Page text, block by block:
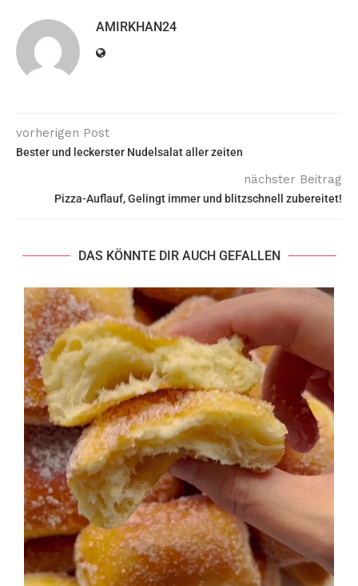
AMIRKHAN24
vorherigen Post
Bester und leckerster Nudelsalat aller zeiten
nächster Beitrag
Pizza-Auflauf, Gelingt immer und blitzschnell zubereitet!
DAS KÖNNTE DIR AUCH GEFALLEN